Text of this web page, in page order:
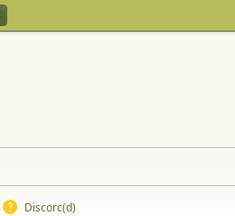
Discorc(d)